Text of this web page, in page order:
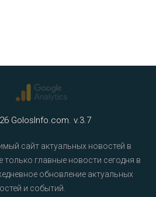
GolosInfo.com. v.3.7
сайт актуальных новостей в
только главные новости сегодня в
обновление актуальных
и событий.